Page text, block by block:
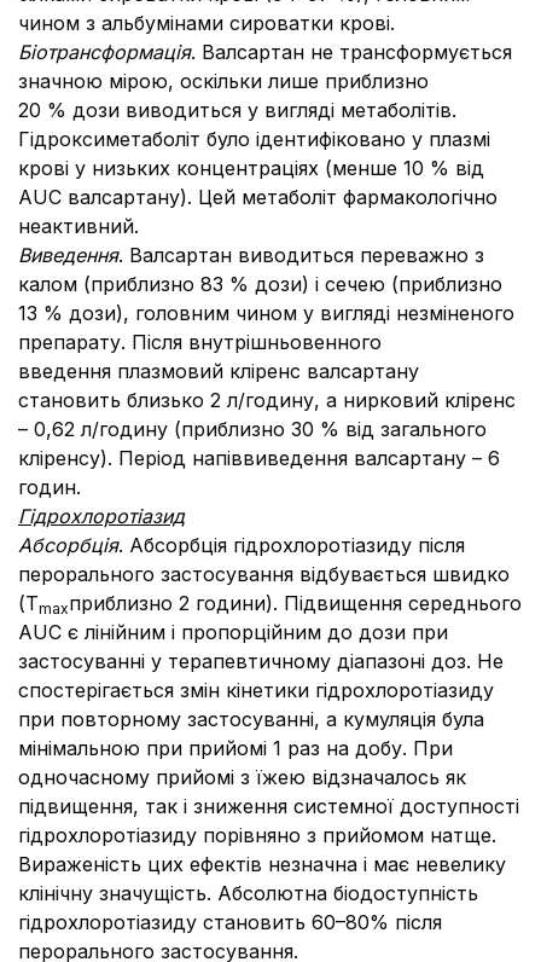
чином з альбумінами сироватки крові.
Біотрансформація. Валсартан не трансформується
значною мірою, оскільки лише приблизно
20 % дози виводиться у вигляді метаболітів.
Гідроксиметаболіт було ідентифіковано у плазмі
крові у низьких концентраціях (менше 10 % від
AUC валсартану). Цей метаболіт фармакологічно
неактивний.
Виведення. Валсартан виводиться переважно з
калом (приблизно 83 % дози) і сечею (приблизно
13 % дози), головним чином у вигляді незміненого
препарату. Після внутрішньовенного
введення плазмовий кліренс валсартану
становить близько 2 л/годину, а нирковий кліренс
– 0,62 л/годину (приблизно 30 % від загального
кліренсу). Період напіввиведення валсартану – 6
годин.
Гідрохлоротіазид
Абсорбція. Абсорбція гідрохлоротіазиду після
перорального застосування відбувається швидко
(Тmaxприблизно 2 години). Підвищення середнього
AUC є лінійним і пропорційним до дози при
застосуванні у терапевтичному діапазоні доз. Не
спостерігається змін кінетики гідрохлоротіазиду
при повторному застосуванні, а кумуляція була
мінімальною при прийомі 1 раз на добу. При
одночасному прийомі з їжею відзначалось як
підвищення, так і зниження системної доступності
гідрохлоротіазиду порівняно з прийомом натще.
Вираженість цих ефектів незначна і має невелику
клінічну значущість. Абсолютна біодоступність
гідрохлоротіазиду становить 60–80% після
перорального застосування.